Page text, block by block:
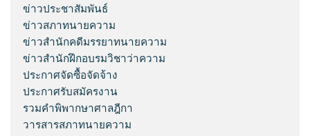
ข่าวประชาสัมพันธ์
ข่าวสภาทนายความ
ข่าวสำนักคดีมรรยาทนายความ
ข่าวสำนักฝึกอบรมวิชาว่าความ
ประกาศจัดซื้อจัดจ้าง
ประกาศรับสมัครงาน
รวมคำพิพากษาศาลฎีกา
วารสารสภาทนายความ